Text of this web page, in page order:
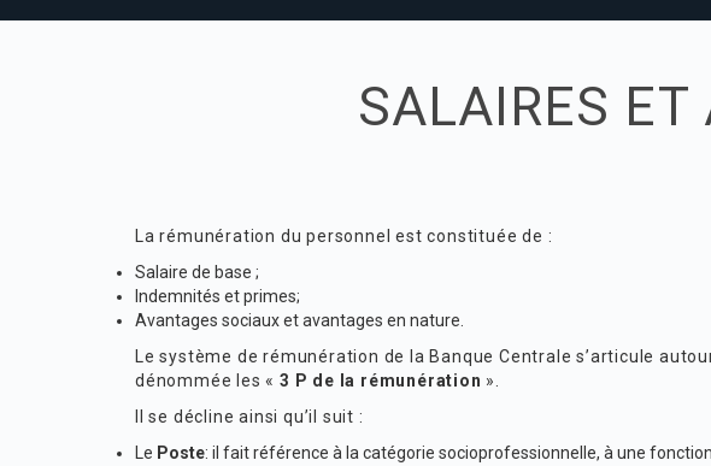
SALAIRES ET
La rémunération du personnel est constituée de :
Salaire de base ;
Indemnités et primes;
Avantages sociaux et avantages en nature.
Le système de rémunération de la Banque Centrale s’articule
dénommée les «3 P de la rémunération ».
Il se décline ainsi qu’il suit :
Le Poste: il fait référence à la catégorie socioprofessionnelle, à une